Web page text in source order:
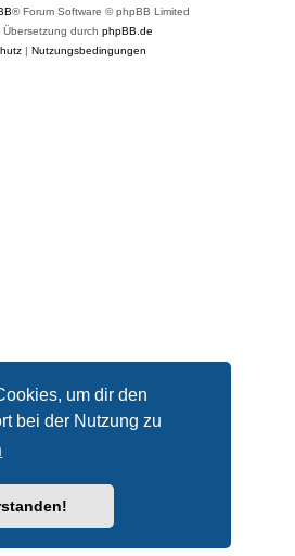
um dir den
bei der Nutzung zu
® Forum Software © phpBB Limited
Übersetzung durch phpBB.de
| Nutzungsbedingungen